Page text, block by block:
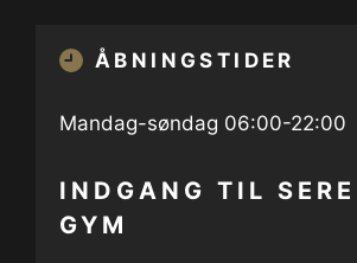
ÅBNINGSTIDER
Mandag-søndag 06:00-22:00
INDGANG TIL
GYM